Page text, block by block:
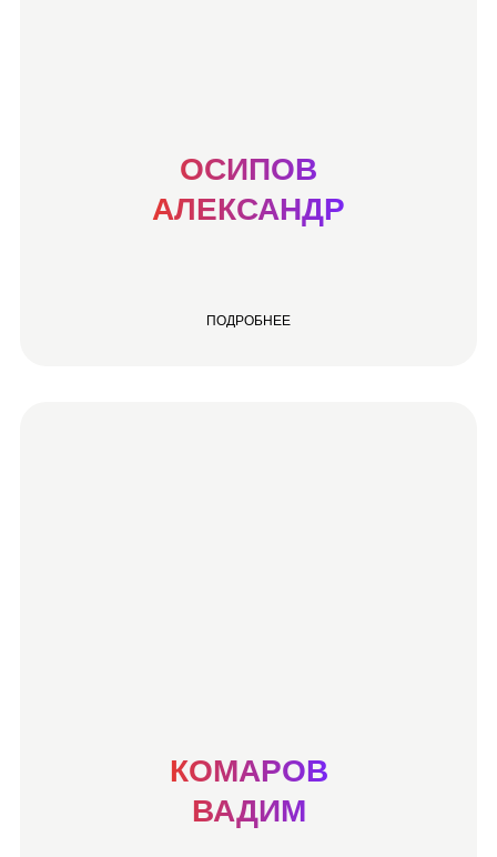
ОСИПОВ
АЛЕКСАНДР
ПОДРОБНЕЕ
КОМАРОВ
ВАДИМ